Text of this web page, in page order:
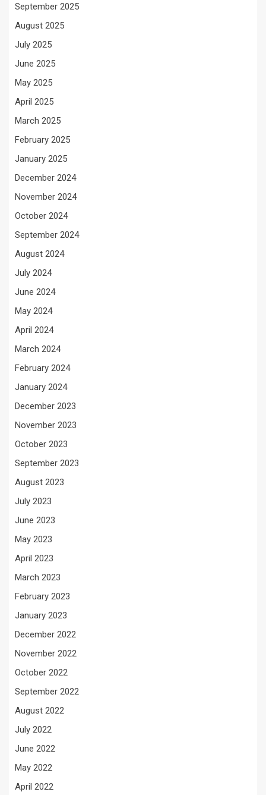
September 2025
August 2025
July 2025
June 2025
May 2025
April 2025
March 2025
February 2025
January 2025
December 2024
November 2024
October 2024
September 2024
August 2024
July 2024
June 2024
May 2024
April 2024
March 2024
February 2024
January 2024
December 2023
November 2023
October 2023
September 2023
August 2023
July 2023
June 2023
May 2023
April 2023
March 2023
February 2023
January 2023
December 2022
November 2022
October 2022
September 2022
August 2022
July 2022
June 2022
May 2022
April 2022